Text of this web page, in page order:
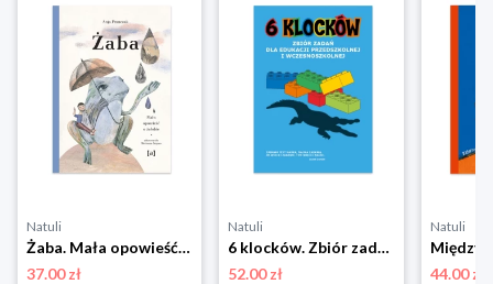
Natuli
Żaba. Mała opowieść o żałobie Albus
37.00 zł
Natuli
6 klocków. Zbiór zadań dla edukacji przedszkolnej i wczesnoszkolnej Albus
52.00 zł
Natuli
44.00 zł